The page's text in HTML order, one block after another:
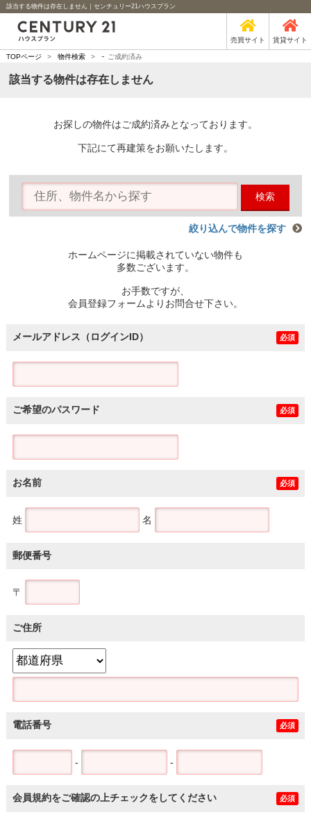
該当する物件は存在しません｜センチュリー21ハウスプラン
売買サイト 賃貸サイト
TOPページ > 物件検索 > - ご成約済み
該当する物件は存在しません
お探しの物件はご成約済みとなっております。
下記にて再建策をお願いたします。
検索
絞り込んで物件を探す
ホームページに掲載されていない物件も
多数ございます。
お手数ですが、
会員登録フォームよりお問合せ下さい。
メールアドレス（ログインID） 必須
ご希望のパスワード 必須
お名前 必須
姓 名
郵便番号
〒
ご住所
電話番号 必須
- -
会員規約をご確認の上チェックをしてください 必須